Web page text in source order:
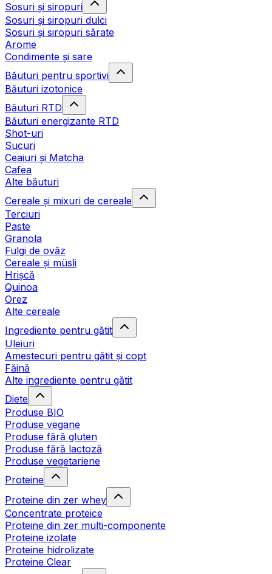
Sosuri și siropuri
Sosuri și siropuri dulci
Sosuri și siropuri sărate
Arome
Condimente și sare
Băuturi pentru sportivi
Băuturi izotonice
Băuturi RTD
Băuturi energizante RTD
Shot-uri
Sucuri
Ceaiuri și Matcha
Cafea
Alte băuturi
Cereale și mixuri de cereale
Terciuri
Paste
Granola
Fulgi de ovăz
Cereale și müsli
Hrișcă
Quinoa
Orez
Alte cereale
Ingrediente pentru gătit
Uleiuri
Amestecuri pentru gătit și copt
Făină
Alte ingrediente pentru gătit
Diete
Produse BIO
Produse vegane
Produse fără gluten
Produse fără lactoză
Produse vegetariene
Proteine
Proteine din zer whey
Concentrate proteice
Proteine din zer multi-componente
Proteine izolate
Proteine hidrolizate
Proteine Clear